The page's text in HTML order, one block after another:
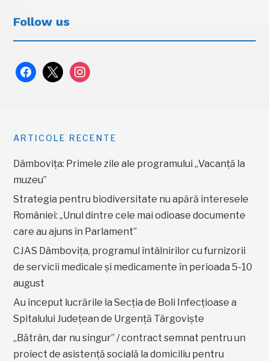
Follow us
facebook
x instagram
ARTICOLE RECENTE
Dâmbovița: Primele zile ale programului „Vacanță la
muzeu”
Strategia pentru biodiversitate nu apără interesele
României: „Unul dintre cele mai odioase documente
care au ajuns în Parlament”
CJAS Dâmbovița, programul întâlnirilor cu furnizorii
de servicii medicale și medicamente în perioada 5-10
august
Au început lucrările la Secția de Boli Infecțioase a
Spitalului Județean de Urgență Târgoviște
„Bătrân, dar nu singur” / contract semnat pentru un
proiect de asistență socială la domiciliu pentru